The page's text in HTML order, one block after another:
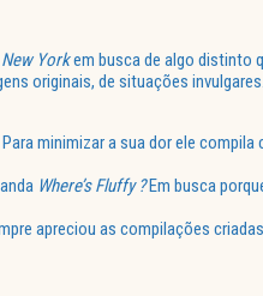
New Yorkem busca de algo distinto
originais, de situações
minimizar a sua dor ele
Where’s Fluffy ?Em busca
apreciou as compilações